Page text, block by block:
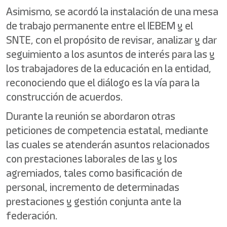
Asimismo, se acordó la instalación de una mesa
de trabajo permanente entre el IEBEM y el
SNTE, con el propósito de revisar, analizar y dar
seguimiento a los asuntos de interés para las y
los trabajadores de la educación en la entidad,
reconociendo que el diálogo es la vía para la
construcción de acuerdos.
Durante la reunión se abordaron otras
peticiones de competencia estatal, mediante
las cuales se atenderán asuntos relacionados
con prestaciones laborales de las y los
agremiados, tales como basificación de
personal, incremento de determinadas
prestaciones y gestión conjunta ante la
federación.